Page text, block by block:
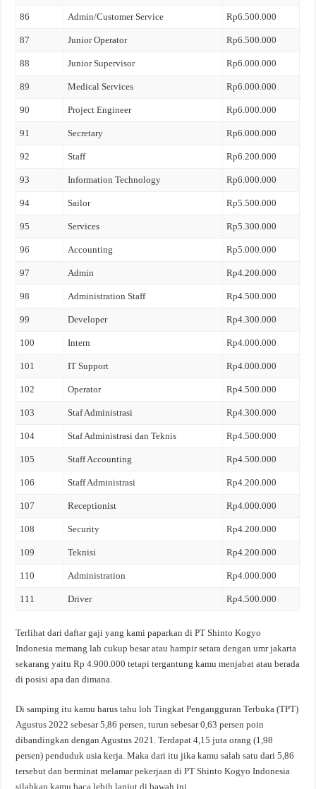
86 Admin/Customer Service Rp6.500.000
87 Junior Operator Rp6.500.000
88 Junior Supervisor Rp6.000.000
89 Medical Services Rp6.000.000
90 Project Engineer Rp6.000.000
91 Secretary Rp6.000.000
92 Staff Rp6.200.000
93 Information Technology Rp6.000.000
94 Sailor Rp5.500.000
95 Services Rp5.300.000
96 Accounting Rp5.000.000
97 Admin Rp4.200.000
98 Administration Staff Rp4.500.000
99 Developer Rp4.300.000
100 Intern Rp4.000.000
101 IT Support Rp4.000.000
102 Operator Rp4.500.000
103 Staf Administrasi Rp4.300.000
104 Staf Administrasi dan Teknis Rp4.500.000
105 Staff Accounting Rp4.500.000
106 Staff Administrasi Rp4.200.000
107 Receptionist Rp4.000.000
108 Security Rp4.200.000
109 Teknisi Rp4.200.000
110 Administration Rp4.000.000
111 Driver Rp4.500.000
Terlihat dari daftar gaji yang kami paparkan di PT Shinto Kogyo
Indonesia memang lah cukup besar atau hampir setara dengan umr jakarta
sekarang yaitu Rp 4.900.000 tetapi tergantung kamu menjabat atau berada
di posisi apa dan dimana.
Di samping itu kamu harus tahu loh Tingkat Pengangguran Terbuka (TPT)
Agustus 2022 sebesar 5,86 persen, turun sebesar 0,63 persen poin
dibandingkan dengan Agustus 2021. Terdapat 4,15 juta orang (1,98
persen) penduduk usia kerja. Maka dari itu jika kamu salah satu dari 5,86
tersebut dan berminat melamar pekerjaan di PT Shinto Kogyo Indonesia
silahkan kamu baca lebih lanjut di bawah ini.